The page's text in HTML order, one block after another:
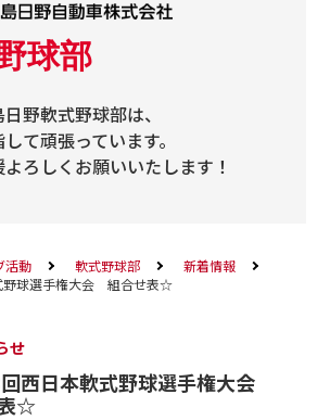
球部
野軟式野球部は、
て頑張っています。
ろしくお願いいたします！
活動 軟式野球部
新着情報
野球選手権大会 組合せ表☆
せ
西日本軟式野球選手権大会
☆